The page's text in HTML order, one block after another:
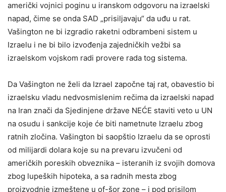
američki vojnici poginu u iranskom odgovoru na izraelski
napad, čime se onda SAD „prisiljavaju“ da uđu u rat.
Vašington ne bi izgradio raketni odbrambeni sistem u
Izraelu i ne bi bilo izvođenja zajedničkih vežbi sa
izraelskom vojskom radi provere rada tog sistema.
Da Vašington ne želi da Izrael započne taj rat, obavestio bi
izraelsku vladu nedvosmislenim rečima da izraelski napad
na Iran znači da Sjedinjene države NEĆE staviti veto u UN
na osudu i sankcije koje će biti nametnute Izraelu zbog
ratnih zločina. Vašington bi saopštio Izraelu da se oprosti
od milijardi dolara koje su na prevaru izvučeni od
američkih poreskih obveznika – isteranih iz svojih domova
zbog lupeških hipoteka, a sa radnih mesta zbog
proizvodnje izmeštene u of-šor zone – i pod prisilom